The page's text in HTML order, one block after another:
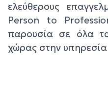
ελεύθερους
Person to
παρουσία σε όλα
χώρας στην